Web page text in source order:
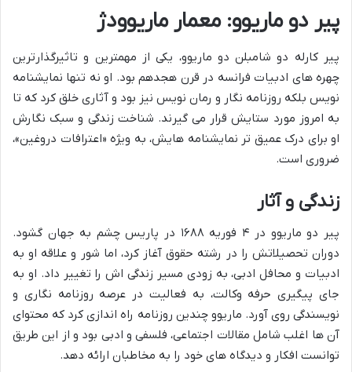
پیر دو ماریوو: معمار ماریوودژ
پیر کارله دو شامبلن دو ماریوو، یکی از مهمترین و تاثیرگذارترین
چهره های ادبیات فرانسه در قرن هجدهم بود. او نه تنها نمایشنامه
نویس بلکه روزنامه نگار و رمان نویس نیز بود و آثاری خلق کرد که تا
به امروز مورد ستایش قرار می گیرند. شناخت زندگی و سبک نگارش
او برای درک عمیق تر نمایشنامه هایش، به ویژه «اعترافات دروغین»،
ضروری است.
زندگی و آثار
پیر دو ماریوو در ۴ فوریه ۱۶۸۸ در پاریس چشم به جهان گشود.
دوران تحصیلاتش را در رشته حقوق آغاز کرد، اما شور و علاقه او به
ادبیات و محافل ادبی، به زودی مسیر زندگی اش را تغییر داد. او به
جای پیگیری حرفه وکالت، به فعالیت در عرصه روزنامه نگاری و
نویسندگی روی آورد. ماریوو چندین روزنامه راه اندازی کرد که محتوای
آن ها اغلب شامل مقالات اجتماعی، فلسفی و ادبی بود و از این طریق
توانست افکار و دیدگاه های خود را به مخاطبان ارائه دهد.